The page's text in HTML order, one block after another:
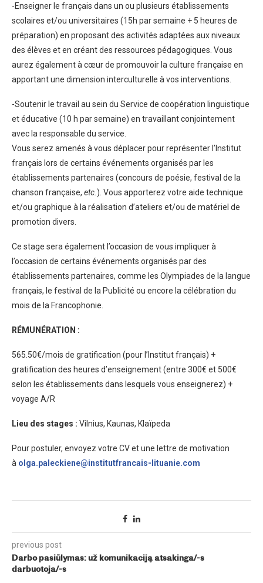
-Enseigner le français dans un ou plusieurs établissements
scolaires et/ou universitaires (15h par semaine + 5 heures de
préparation) en proposant des activités adaptées aux niveaux
des élèves et en créant des ressources pédagogiques. Vous
aurez également à cœur de promouvoir la culture française en
apportant une dimension interculturelle à vos interventions.
-Soutenir le travail au sein du Service de coopération linguistique
et éducative (10 h par semaine) en travaillant conjointement
avec la responsable du service.
Vous serez amenés à vous déplacer pour représenter l’Institut
français lors de certains événements organisés par les
établissements partenaires (concours de poésie, festival de la
chanson française, etc. ). Vous apporterez votre aide technique
et/ou graphique à la réalisation d’ateliers et/ou de matériel de
promotion divers.
Ce stage sera également l’occasion de vous impliquer à
l’occasion de certains événements organisés par des
établissements partenaires, comme les Olympiades de la langue
français, le festival de la Publicité ou encore la célébration du
mois de la Francophonie.
RÉMUNÉRATION :
565.50€/mois de gratification (pour l’Institut français) +
gratification des heures d’enseignement (entre 300€ et 500€
selon les établissements dans lesquels vous enseignerez) +
voyage A/R
Lieu des stages : Vilnius, Kaunas, Klaïpeda
Pour postuler, envoyez votre CV et une lettre de motivation
à olga.paleckiene@institutfrancais-lituanie.com
previous post
Darbo pasiūlymas: už komunikaciją atsakinga/-s
darbuotoja/-s